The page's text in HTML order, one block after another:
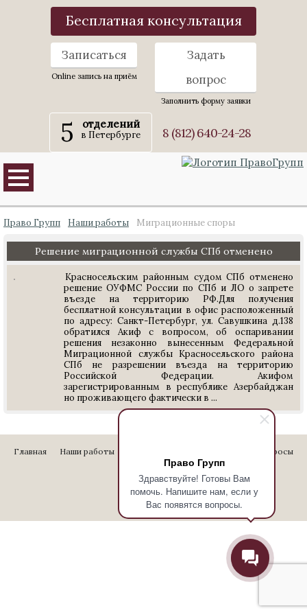
Право Групп
Здравствуйте! Готовы Вам
помочь. Напишите нам, если у
Вас появятся вопросы.
Бесплатная консультация
Записаться
Online запись на приём
Задать
вопрос
Заполнить форму заявки
5 отделений
в Петербурге 8 (812) 640-24-28
Право Групп Наши работы Миграционные споры
Решение миграционной службы СПб отменено
Красносельским районным судом СПб отменено
решение ОУФМС России по СПб и ЛО о запрете
въезде на территорию РФ.Для получения
бесплатной консультации в офис расположенный
по адресу: Санкт-Петербург, ул. Савушкина д.138
обратился Акиф с вопросом, об оспаривании
решения незаконно вынесенным Федеральной
Миграционной службы Красносельского района
СПб не разрешении въезда на территорию
Российской Федерации. Акифом
зарегистрированным в республике Азербайджан
но проживающего фактически в ...
Главная Наши работы
Вопросы